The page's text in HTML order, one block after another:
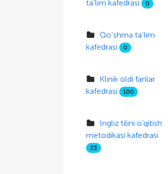
ta’lim kafedrasi
0
Qo‘shma ta’lim
kafedrasi
0
Klinik oldi fanlar
kafedrasi
100
Ingliz tilini o‘qitish
metodikasi kafedrasi
23